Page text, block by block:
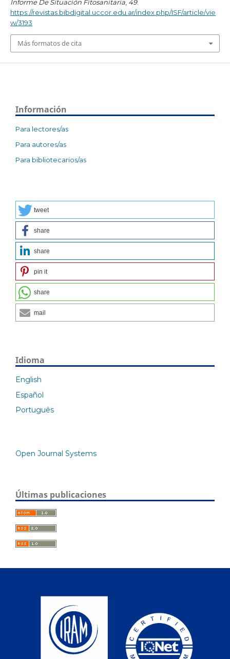
Informe De Situación Fitosanitaria, 49.
https://revistas.bibdigital.uccor.edu.ar/index.php/ISF/article/vie
w/3193
Más formatos de cita
Información
Para lectores/as
Para autores/as
Para bibliotecarios/as
tweet
share
share
pin it
share
mail
Idioma
English
Español
Português
Open Journal Systems
Últimas publicaciones